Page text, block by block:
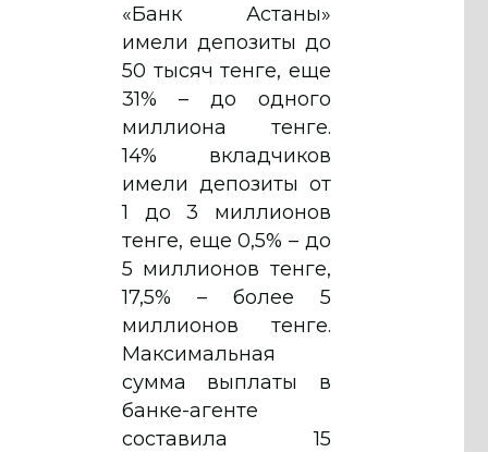
«Банк Астаны»
имели депозиты до
50 тысяч тенге, еще
31% – до одного
миллиона тенге.
14% вкладчиков
имели депозиты от
1 до 3 миллионов
тенге, еще 0,5% – до
5 миллионов тенге,
17,5% – более 5
миллионов тенге.
Максимальная
сумма выплаты в
банке-агенте
составила 15